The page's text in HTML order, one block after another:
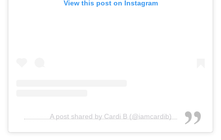
View this post on Instagram
A post shared by Cardi B (@iamcardib)